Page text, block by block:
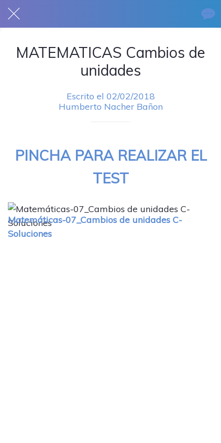
MATEMATICAS Cambios de
unidades
Escrito el 02/02/2018
Humberto Nacher Bañon
PINCHA PARA REALIZAR EL
TEST
Matemáticas-07_Cambios de unidades C-
Soluciones